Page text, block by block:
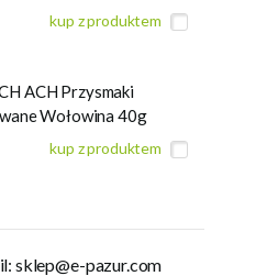
kup z produktem
ACH Przysmaki
Wołowina 40g
kup z produktem
sklep@e-pazur.com